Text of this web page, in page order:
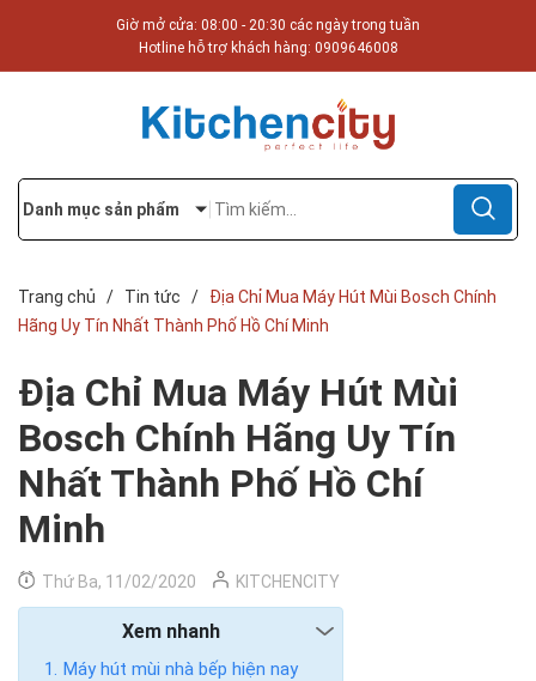
Giờ mở cửa: 08:00 - 20:30 các ngày trong tuần
Hotline hỗ trợ khách hàng: 0909646008
Danh mục sản phẩm
Trang chủ / Tin tức /
Địa Chỉ Mua Máy Hút Mùi Bosch Chính
Hãng Uy Tín Nhất Thành Phố Hồ Chí Minh
Địa Chỉ Mua Máy Hút Mùi
Bosch Chính Hãng Uy Tín
Nhất Thành Phố Hồ Chí
Minh
Thứ Ba, 11/02/2020 KITCHENCITY
Xem nhanh
Máy hút mùi nhà bếp hiện nay